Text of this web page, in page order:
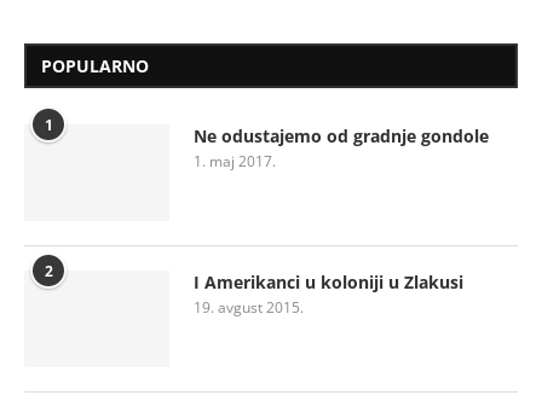
POPULARNO
1 Ne odustajemo od gradnje gondole
1. maj 2017.
2 I Amerikanci u koloniji u Zlakusi
19. avgust 2015.